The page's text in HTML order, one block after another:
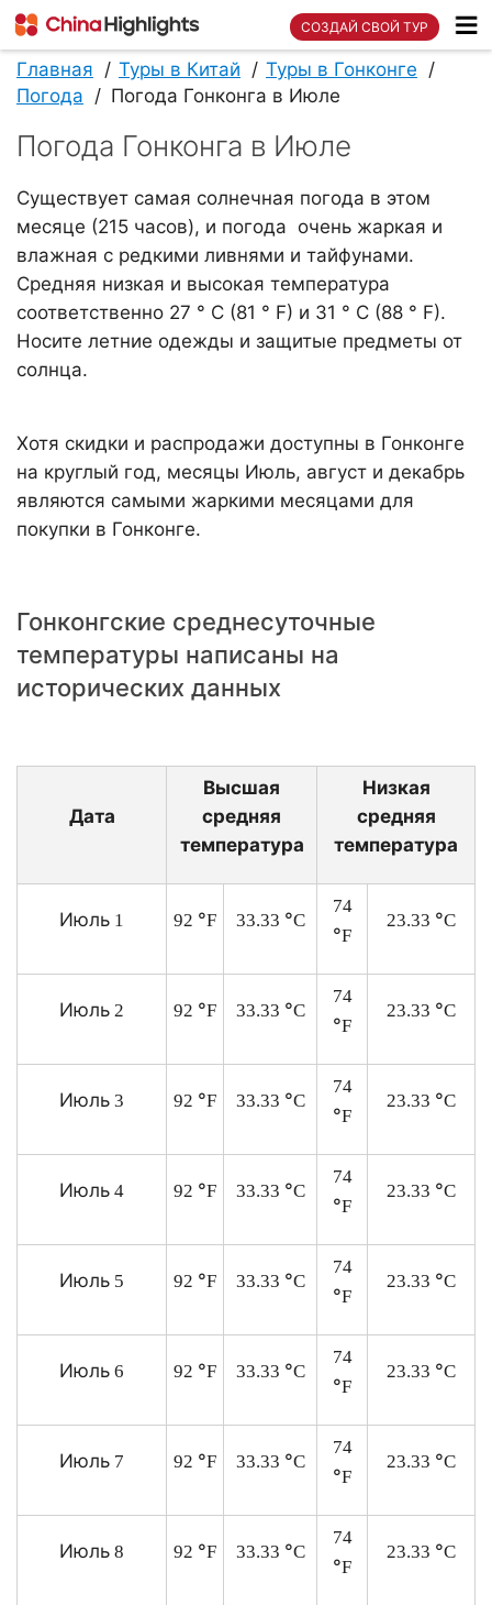
СОЗДАЙ СВОЙ ТУР
Главная Туры в Китай
Туры в Гонконге
Погода
Погода Гонконга в Июле
Погода Гонконга в Июле
Существует самая солнечная погода в этом
месяце (215 часов), и погода очень жаркая и
влажная с редкими ливнями и тайфунами.
Средняя низкая и высокая температура
соответственно 27 ° C (81 ° F) и 31 ° C (88 ° F).
Носите летние одежды и защитые предметы от
солнца.
Хотя скидки и распродажи доступны в Гонконге
на круглый год, месяцы Июль, август и декабрь
являются самыми жаркими месяцами для
покупки в Гонконге.
Гонконгcкие среднесуточные
температуры написаны на
исторических данных
Дата
Высшая
средняя
температура
Низкая
средняя
температура
Июль 1 92 °F 33.33 °C
74
°F
23.33 °C
Июль 2 92 °F 33.33 °C
74
°F
23.33 °C
Июль 3 92 °F 33.33 °C
74
°F
23.33 °C
Июль 4 92 °F 33.33 °C
74
°F
23.33 °C
Июль 5 92 °F 33.33 °C
74
°F
23.33 °C
Июль 6 92 °F 33.33 °C
74
°F
23.33 °C
Июль 7 92 °F 33.33 °C
74
°F
23.33 °C
Июль 8 92 °F 33.33 °C
74
°F
23.33 °C